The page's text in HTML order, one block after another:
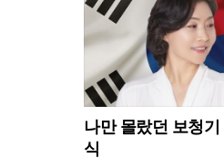
나만 몰랐던 보청
식